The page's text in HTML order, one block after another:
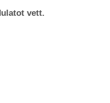
vett.